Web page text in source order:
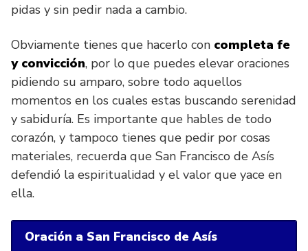
pidas y sin pedir nada a cambio.
Obviamente tienes que hacerlo con completa fe
y convicción, por lo que puedes elevar oraciones
pidiendo su amparo, sobre todo aquellos
momentos en los cuales estas buscando serenidad
y sabiduría. Es importante que hables de todo
corazón, y tampoco tienes que pedir por cosas
materiales, recuerda que San Francisco de Asís
defendió la espiritualidad y el valor que yace en
ella.
Oración a San Francisco de Asís